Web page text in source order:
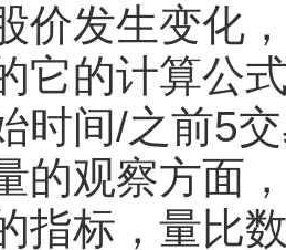
价发生变
它的计算公
时间/之前
的观察方面
指标，量比